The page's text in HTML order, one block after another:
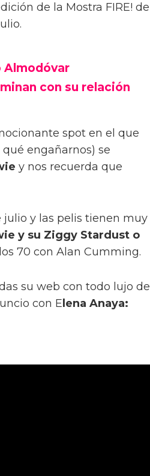
de la Mostra FIRE! de
Almodóvar
con su relación
spot en el que
engañarnos) se
y nos recuerda que
julio y las pelis tienen muy
y su Ziggy Stardust o
70 con Alan Cumming.
su web con todo lujo de
con E lena Anaya: